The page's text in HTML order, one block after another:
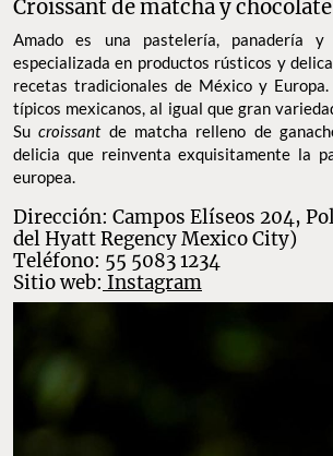
Croissant de matcha y
Amado es una pastelería, panadería y
especializada en productos rústicos y
recetas tradicionales de México y Europa.
típicos mexicanos, al igual que gran
Sucroissant de matcha relleno de
delicia que reinventa exquisitamente la
europea.
Dirección: Campos Elíseos 204,
del Hyatt Regency Mexico City)
Teléfono: 55 5083 1234
Sitio web: Instagram